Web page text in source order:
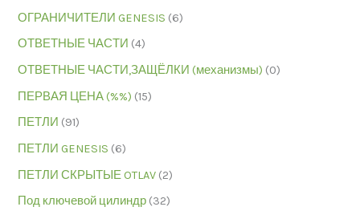
ОГРАНИЧИТЕЛИ GENESIS (6)
ОТВЕТНЫЕ ЧАСТИ (4)
ОТВЕТНЫЕ ЧАСТИ,ЗАЩЁЛКИ (механизмы) (0)
ПЕРВАЯ ЦЕНА (%%) (15)
ПЕТЛИ (91)
ПЕТЛИ GENESIS (6)
ПЕТЛИ СКРЫТЫЕ OTLAV (2)
Под ключевой цилиндр (32)